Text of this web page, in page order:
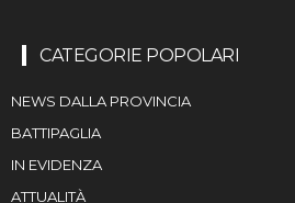
CATEGORIE POPOLARI
NEWS DALLA PROVINCIA
BATTIPAGLIA
IN EVIDENZA
ATTUALITÀ